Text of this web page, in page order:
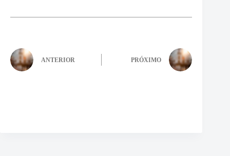
ANTERIOR PRÓXIMO